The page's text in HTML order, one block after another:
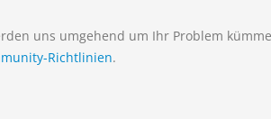
uns umgehend um Ihr Problem
Richtlinien.